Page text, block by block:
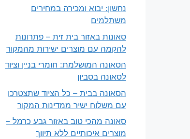
נחשון: יבוא ומכירה במחירים
משתלמים
סאונות באזור בית זית – פתרונות
להקמה עם מוצרים ישירות מהמקור
הסאונה המושלמת: חומרי בניין וציוד
לסאונה בסביון
הסאונה בבית – כל הציוד שתצטרכו
עם משלוח ישיר ממדינות המקור
סאונה מהכי טוב באזור גבע כרמל –
מוצרים איכותיים ללא תיווך